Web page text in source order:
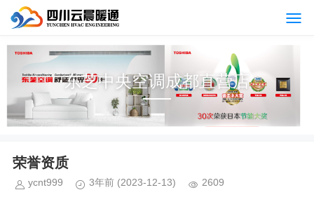
东芝中央空调成都直营店
荣誉资质
ycnt999 3年前 (2023-12-13) 2609